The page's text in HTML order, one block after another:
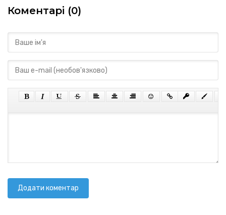
Коментарі (0)
Додати коментар